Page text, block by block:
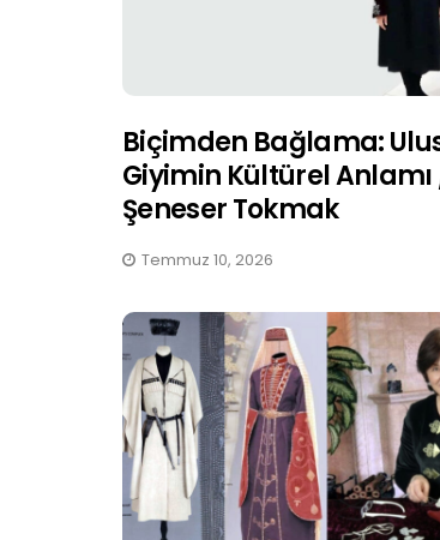
Biçimden Bağlama:
Giyimin Kültürel
Şeneser Tokmak
Temmuz 10, 2026